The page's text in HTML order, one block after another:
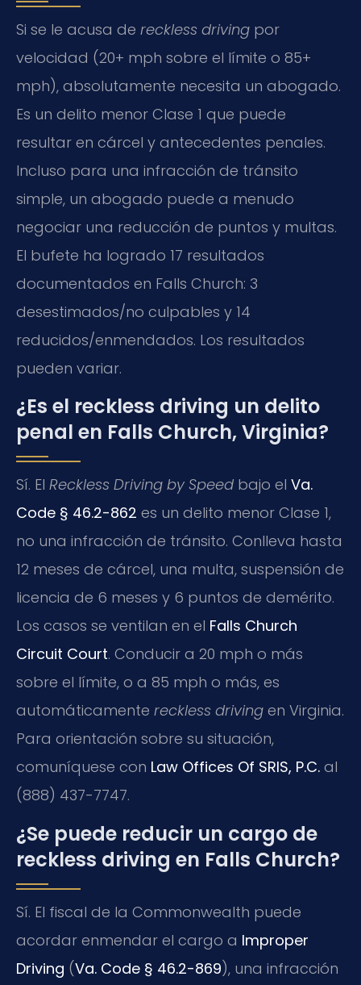
Si se le acusa de reckless driving por
velocidad (20+ mph sobre el límite o 85+
mph), absolutamente necesita un abogado.
Es un delito menor Clase 1 que puede
resultar en cárcel y antecedentes penales.
Incluso para una infracción de tránsito
simple, un abogado puede a menudo
negociar una reducción de puntos y multas.
El bufete ha logrado 17 resultados
documentados en Falls Church: 3
desestimados/no culpables y 14
reducidos/enmendados. Los resultados
pueden variar.
¿Es el reckless driving un delito
penal en Falls Church, Virginia?
Sí. El Reckless Driving by Speed bajo el Va.
Code § 46.2-862 es un delito menor Clase 1,
no una infracción de tránsito. Conlleva hasta
12 meses de cárcel, una multa, suspensión de
licencia de 6 meses y 6 puntos de demérito.
Los casos se ventilan en el Falls Church
Circuit Court. Conducir a 20 mph o más
sobre el límite, o a 85 mph o más, es
automáticamente reckless driving en Virginia.
Para orientación sobre su situación,
comuníquese con Law Offices Of SRIS, P.C. al
(888) 437-7747.
¿Se puede reducir un cargo de
reckless driving en Falls Church?
Sí. El fiscal de la Commonwealth puede
acordar enmendar el cargo a Improper
Driving (Va. Code § 46.2-869), una infracción